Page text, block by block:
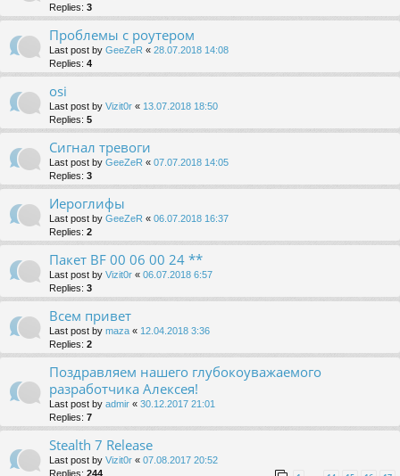
Replies: 3
Проблемы с роутером
Last post by GeeZeR « 28.07.2018 14:08
Replies: 4
osi
Last post by Vizit0r « 13.07.2018 18:50
Replies: 5
Сигнал тревоги
Last post by GeeZeR « 07.07.2018 14:05
Replies: 3
Иероглифы
Last post by GeeZeR « 06.07.2018 16:37
Replies: 2
Пакет BF 00 06 00 24 **
Last post by Vizit0r « 06.07.2018 6:57
Replies: 3
Всем привет
Last post by maza « 12.04.2018 3:36
Replies: 2
Поздравляем нашего глубокоуважаемого
разработчика Алексея!
Last post by admir « 30.12.2017 21:01
Replies: 7
Stealth 7 Release
Last post by Vizit0r « 07.08.2017 20:52
Replies: 244